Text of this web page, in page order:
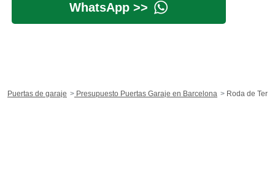
WhatsApp >>
Puertas de garaje Presupuesto Puertas Garaje en Barcelona Roda de Ter